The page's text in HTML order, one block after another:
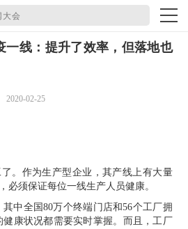
一线：提升了效率，但落地也
2020-02-25
。作为生产型企业，其产线上有大量
必须保证每位一线生产人员健康。
中全国80万个终端门店和56个工厂拥
健康状况都需要实时掌握。而且，工厂